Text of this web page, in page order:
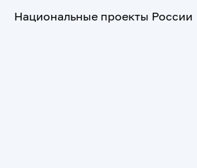
Национальные проекты России